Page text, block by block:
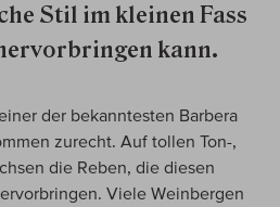
Stil im kleinen Fass
kann.
der bekanntesten Barbera
zurecht. Auf tollen Ton-,
die Reben, die diesen
Viele Weinbergen